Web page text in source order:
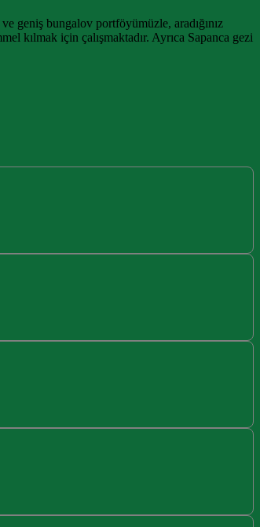
geniş bungalov portföyümüzle, aradığınız
kılmak için çalışmaktadır. Ayrıca Sapanca gezi